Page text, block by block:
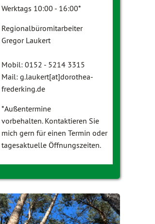
Werktags 10:00 - 16:00*
Regionalbüromitarbeiter
Gregor Laukert
Mobil: 0152 - 5214 3315
Mail: g.laukert[at]dorothea-
frederking.de
*Außentermine
vorbehalten. Kontaktieren Sie
mich gern für einen Termin oder
tagesaktuelle Öffnungszeiten.